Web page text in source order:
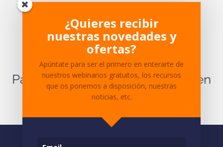
¿Te ha parecido interesante?
¿Tienes dudas sobre el
contenido?
Para cualquier pregunta ponte en
contactocon nosotros.
¿Quieres recibir
nuestras novedades y
ofertas?
Apúntate para ser el primero en enterarte de
nuestros webinarios gratuitos, los recursos
que os ponemos a disposición, nuestras
noticias, etc.